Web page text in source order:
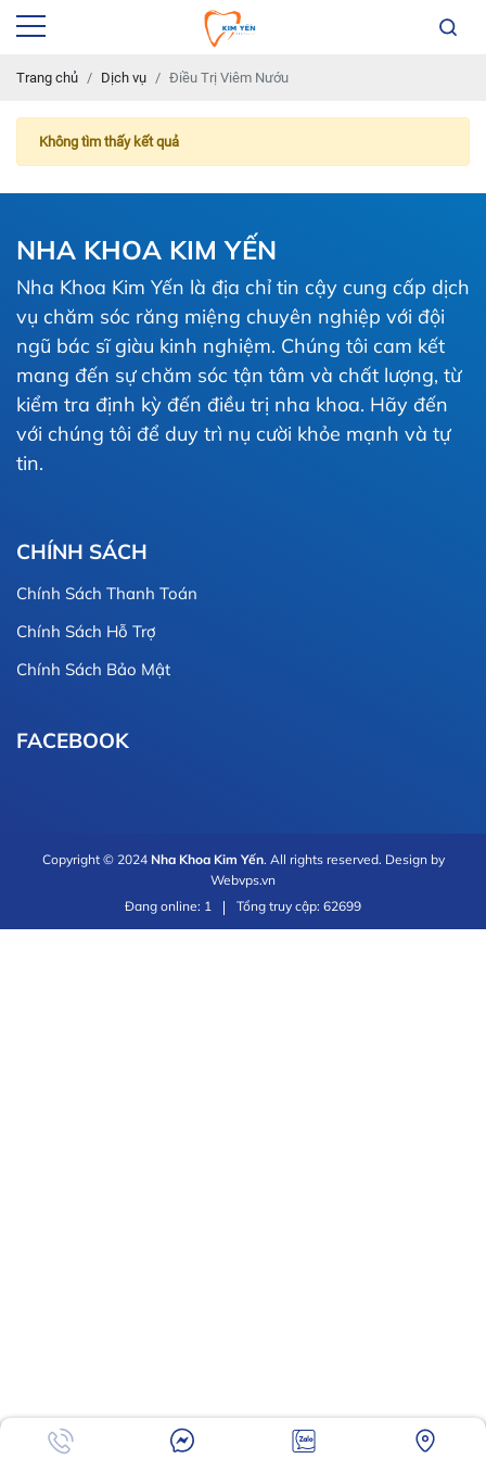
Trang chủ Dịch vụ Điều Trị Viêm Nướu
Không tìm thấy kết quả
NHA KHOA KIM YẾN
Nha Khoa Kim Yến là địa chỉ tin cậy cung cấp dịch
vụ chăm sóc răng miệng chuyên nghiệp với đội
ngũ bác sĩ giàu kinh nghiệm. Chúng tôi cam kết
mang đến sự chăm sóc tận tâm và chất lượng, từ
kiểm tra định kỳ đến điều trị nha khoa. Hãy đến
với chúng tôi để duy trì nụ cười khỏe mạnh và tự
tin.
CHÍNH SÁCH
Chính Sách Thanh Toán
Chính Sách Hỗ Trợ
Chính Sách Bảo Mật
FACEBOOK
Copyright © 2024 Nha Khoa Kim Yến. All rights reserved. Design by
Webvps.vn
Đang online: 1
Tổng truy cập: 62699